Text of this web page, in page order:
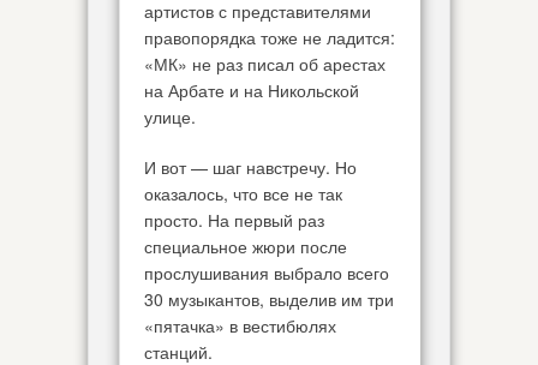
артистов с представителями
правопорядка тоже не ладится:
«МК» не раз писал об арестах
на Арбате и на Никольской
улице.
И вот — шаг навстречу. Но
оказалось, что все не так
просто. На первый раз
специальное жюри после
прослушивания выбрало всего
30 музыкантов, выделив им три
«пятачка» в вестибюлях
станций.